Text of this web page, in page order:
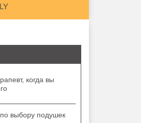
когда вы
выбору подушек